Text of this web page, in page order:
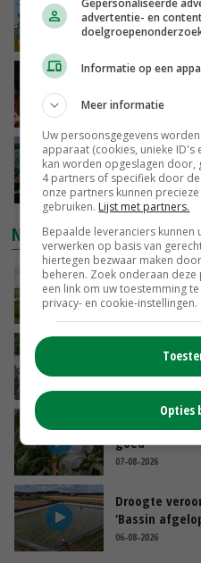
groot:
GISTEREN, 15:33
Vlaamse
GISTEREN, 15:20
‘Cijfer jezelf
je gelukkig
GISTEREN, 13:31
NIEUWSTE VIDEO'S
POAH!: John
GISTEREN, 10:00
Oekraïne-
de
Limburgse
goed
07-08-2026
Droogte
‘Bassin
06-08-2026
Gepersonaliseerde
advertentie- en
Informatie op een
Meer informatie
Uw persoonsgegevens
apparaat (cookies, unieke
kan worden opgeslagen
4 partners of specifiek door
onze partners kunnen
gebruiken. Lijst met partners.
Bepaalde leveranciers kunnen
verwerken op basis van
hiertegen bezwaar maken
beheren. Zoek onderaan
een link om uw toestemming
privacy- en cookie-instellingen.
Opties